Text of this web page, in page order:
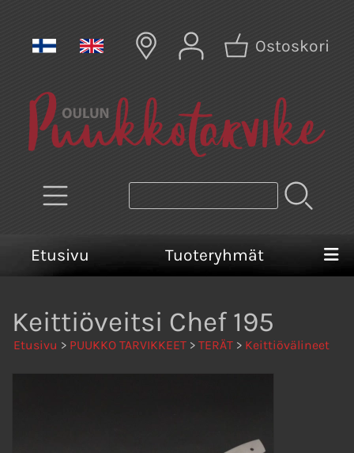
Ostoskori
Etusivu Tuoteryhmät
Keittiöveitsi Chef 195
Etusivu > PUUKKO TARVIKKEET > TERÄT > Keittiövälineet